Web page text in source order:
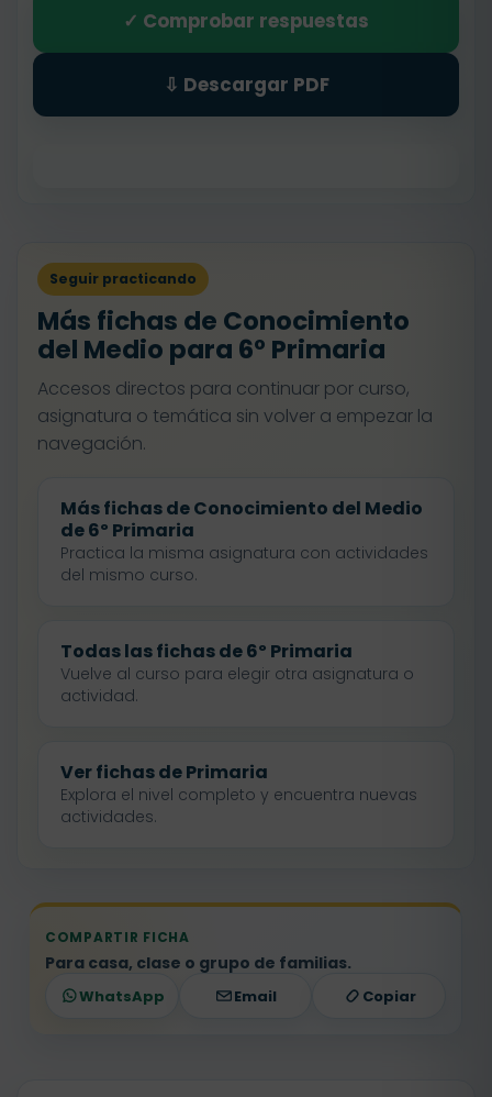
✓ Comprobar respuestas
⇩ Descargar PDF
Seguir practicando
Más fichas de Conocimiento
del Medio para 6º Primaria
Accesos directos para continuar por curso,
asignatura o temática sin volver a empezar la
navegación.
Más fichas de Conocimiento del Medio
de 6º Primaria
Practica la misma asignatura con actividades
del mismo curso.
Todas las fichas de 6º Primaria
Vuelve al curso para elegir otra asignatura o
actividad.
Ver fichas de Primaria
Explora el nivel completo y encuentra nuevas
actividades.
COMPARTIR FICHA
Para casa, clase o grupo de familias.
WhatsApp Email Copiar